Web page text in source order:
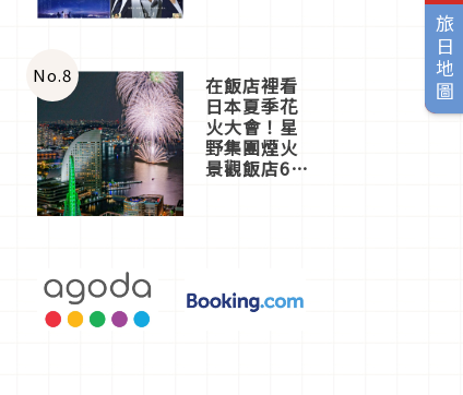
旅日地圖
No.8 在飯店裡看
日本夏季花
火大會！星
野集團煙火
景觀飯店6